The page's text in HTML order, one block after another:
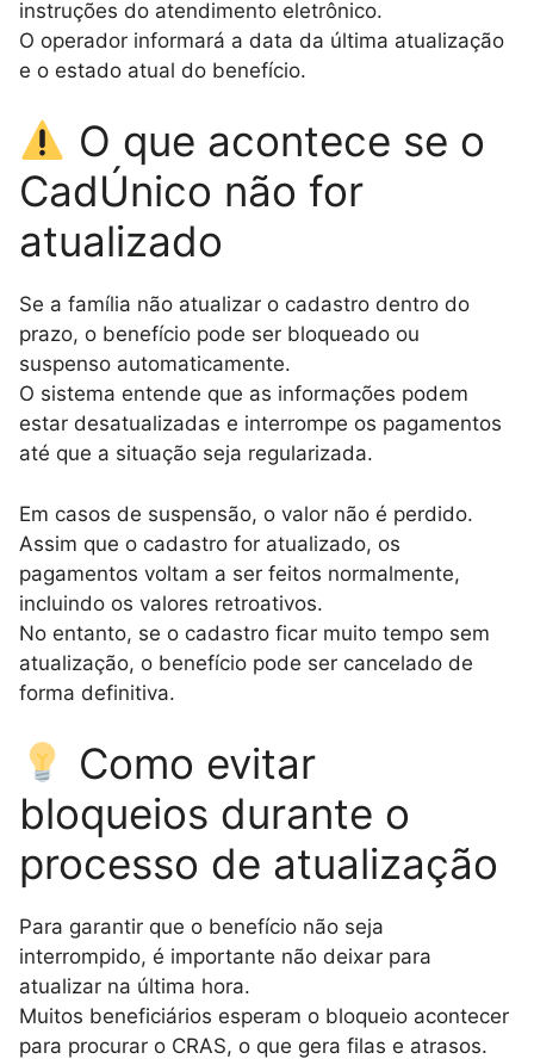
instruções do atendimento eletrônico.
O operador informará a data da última atualização
e o estado atual do benefício.
O que acontece se o
CadÚnico não for
atualizado
Se a família não atualizar o cadastro dentro do
prazo, o benefício pode ser bloqueado ou
suspenso automaticamente.
O sistema entende que as informações podem
estar desatualizadas e interrompe os pagamentos
até que a situação seja regularizada.
Em casos de suspensão, o valor não é perdido.
Assim que o cadastro for atualizado, os
pagamentos voltam a ser feitos normalmente,
incluindo os valores retroativos.
No entanto, se o cadastro ficar muito tempo sem
atualização, o benefício pode ser cancelado de
forma definitiva.
Como evitar
bloqueios durante o
processo de atualização
Para garantir que o benefício não seja
interrompido, é importante não deixar para
atualizar na última hora.
Muitos beneficiários esperam o bloqueio acontecer
para procurar o CRAS, o que gera filas e atrasos.